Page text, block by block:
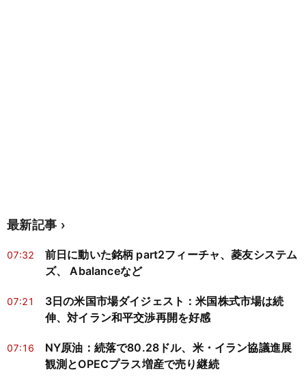
最新記事
07:32
前日に動いた銘柄 part2フィーチャ、菱友システム
ズ、 Abalanceなど
07:21
3日の米国市場ダイジェスト：米国株式市場は続
伸、対イラン和平交渉再開を好感
07:16
NY原油：続落で80.28ドル、米・イラン協議進展
観測とOPECプラス増産で売り継続